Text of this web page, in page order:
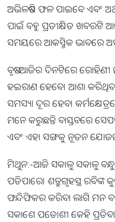
ଅଭିଳଷିତ ଫଳ ପାଇବେ ଏବଂ
ପାଇଁ ବହୁ ପ୍ରତୀକ୍ଷିତ ଖବରଟି ଆଜି
ସମୟରେ ଆକସ୍ମିକ ଭାବରେ
ବୃଷ:-ଆଜିର ଦିନଟିରେ ରୋହିଣୀ
ହଇରାଣ ହେବେ। ଆଶା କରିଥିବା
ସମସ୍ୟା ଦୂର ହେବ।
ମନେ କରୁଛନ୍ତି ବାସ୍ତବରେ
ଏବଂ ଏହା ସଙ୍ଗକୁ ନୂତନ
ମିଥୁନ:-ଆଜି ସକାଳୁ ସକାଳୁ
ପଡିପାରେ। ଶତ୍ରୁଗୃହସ୍ଥ ରବିଙ୍କ
ଫନ୍ଦିଫିକର କରିବା ଲାଗି ମନ
ସକାଶେ ପଡୋଶୀ କେହି